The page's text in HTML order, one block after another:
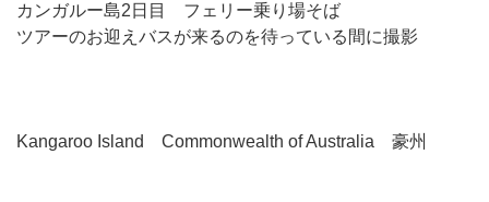
カンガルー島2日目 フェリー乗り場そば
ツアーのお迎えバスが来るのを待っている間に撮影
Kangaroo Island Commonwealth of Australia 豪州